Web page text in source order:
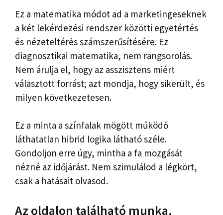
Ez a matematika módot ad a marketingeseknek
a két lekérdezési rendszer közötti egyetértés
és nézeteltérés számszerűsítésére. Ez
diagnosztikai matematika, nem rangsorolás.
Nem árulja el, hogy az asszisztens miért
választott forrást; azt mondja, hogy sikerült, és
milyen következetesen.
Ez a minta a színfalak mögött működő
láthatatlan hibrid logika látható széle.
Gondoljon erre úgy, mintha a fa mozgását
nézné az időjárást. Nem szimulálod a légkört,
csak a hatásait olvasod.
Az oldalon található munka,